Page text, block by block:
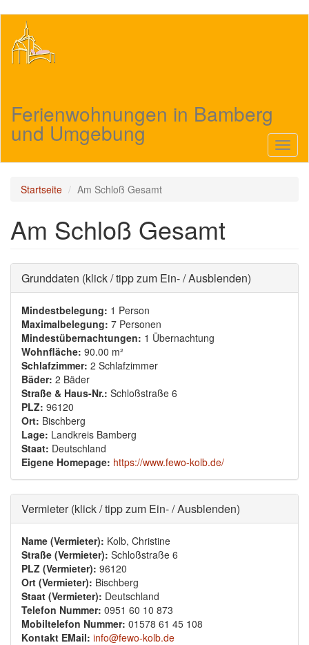
Inhalt
Ferienwohnungen in Bamberg
und Umgebung
Startseite Am Schloß Gesamt
Am Schloß Gesamt
Ausblenden
Grunddaten (klick / tipp zum Ein- / Ausblenden)
Mindestbelegung: 1 Person
Maximalbelegung: 7 Personen
Mindestübernachtungen: 1 Übernachtung
Wohnfläche: 90.00 m²
Schlafzimmer: 2 Schlafzimmer
Bäder: 2 Bäder
Straße & Haus-Nr.: Schloßstraße 6
PLZ: 96120
Ort: Bischberg
Lage: Landkreis Bamberg
Staat: Deutschland
Eigene Homepage: https://www.fewo-kolb.de/
Ausblenden
Vermieter (klick / tipp zum Ein- / Ausblenden)
Name (Vermieter): Kolb, Christine
Straße (Vermieter): Schloßstraße 6
PLZ (Vermieter): 96120
Ort (Vermieter): Bischberg
Staat (Vermieter): Deutschland
Telefon Nummer: 0951 60 10 873
Mobiltelefon Nummer: 01578 61 45 108
Kontakt EMail: info@fewo-kolb.de